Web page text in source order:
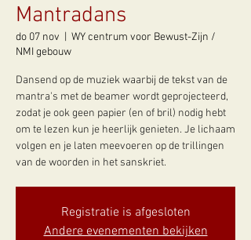
Mantradans
do 07 nov
WY centrum voor Bewust-Zijn /
NMI gebouw
Dansend op de muziek waarbij de tekst van de
mantra's met de beamer wordt geprojecteerd,
zodat je ook geen papier (en of bril) nodig hebt
om te lezen kun je heerlijk genieten. Je lichaam
volgen en je laten meevoeren op de trillingen
van de woorden in het sanskriet.
Registratie is afgesloten
Andere evenementen bekijken